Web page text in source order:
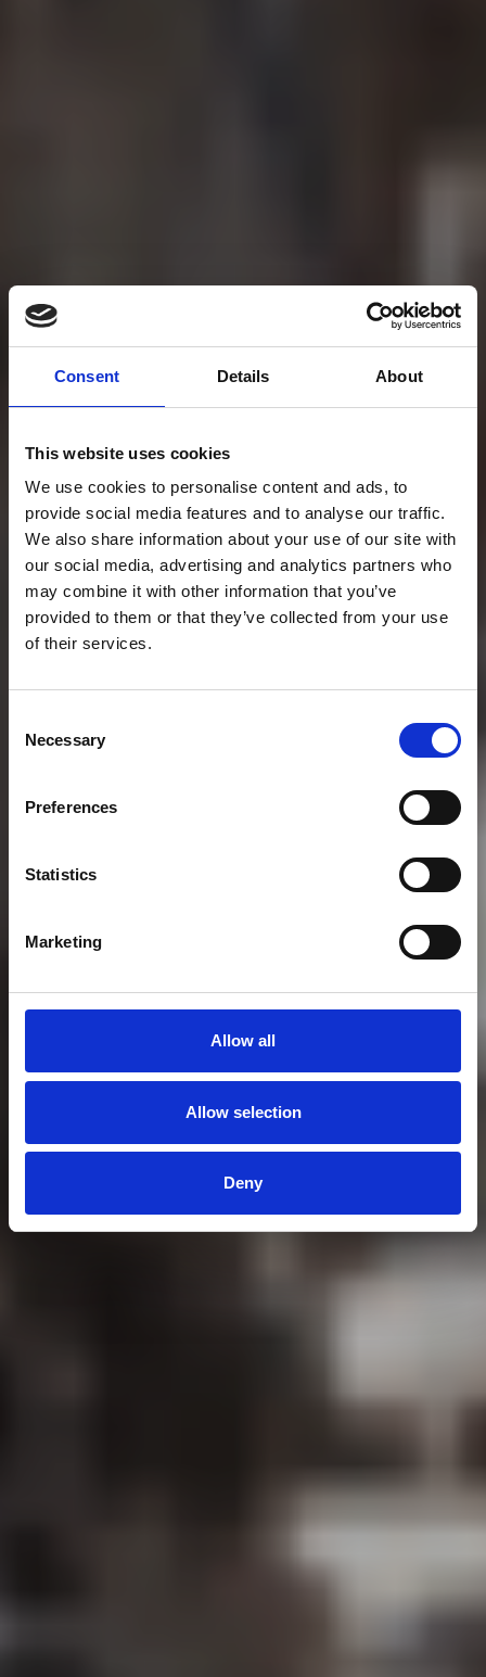
Consent Details About
This website uses cookies
We use cookies to personalise content and ads, to
provide social media features and to analyse our traffic.
We also share information about your use of our site with
our social media, advertising and analytics partners who
may combine it with other information that you’ve
provided to them or that they’ve collected from your use
of their services.
Selection
Necessary
Preferences
Statistics
Marketing
Allow all
Allow selection
Deny
Corso vela d'altura